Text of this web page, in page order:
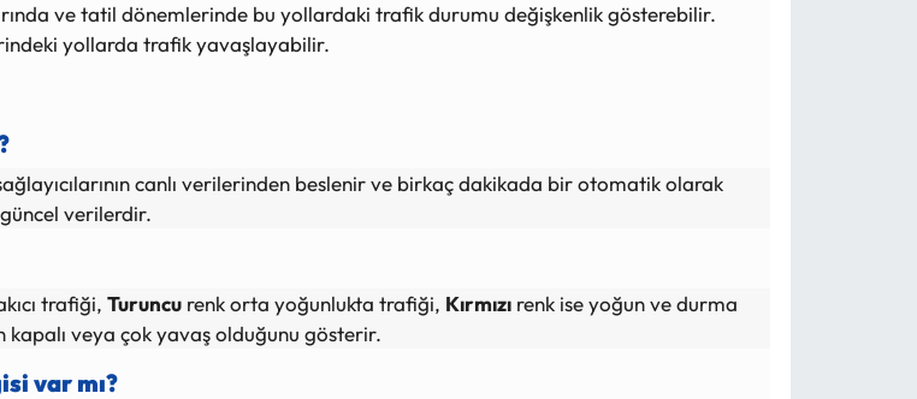
ve tatil dönemlerinde bu yollardaki trafik durumu değişkenlik gösterebilir.
yollarda trafik yavaşlayabilir.
canlı verilerinden beslenir ve birkaç dakikada bir otomatik olarak
verilerdir.
trafiği, Turuncurenk orta yoğunlukta trafiği, Kırmızırenk ise yoğun ve durma
kapalı veya çok yavaş olduğunu gösterir.
var mı?